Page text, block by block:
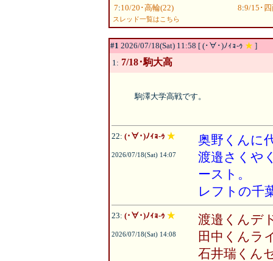
7:10/20･高輪(22) 8:9/15･
スレッド一覧はこちら
#1 2026/07/18(Sat) 11:58 [ (･∀･)ﾉｨｮ-ｩ ★ ]
1: 7/18･駒大高
駒澤大学高戦です。
22: (･∀･)ﾉｨｮ-ｩ ★
2026/07/18(Sat) 14:07
奥野くんに
渡邉さくや
ースト。
レフトの千
23: (･∀･)ﾉｨｮ-ｩ ★
2026/07/18(Sat) 14:08
渡邉くんデ
田中くんラ
石井瑞くん